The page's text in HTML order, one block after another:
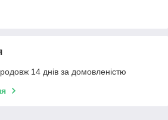
14 днів за домовленістю